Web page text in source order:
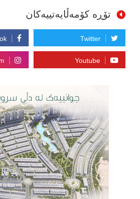
تۆڕە کۆمەڵایەتییەکان